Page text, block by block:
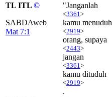
TL ITL ©
SABDAweb
Mat 7:1
"Janganlah
<3361 >
kamu menuduh
<2919>
orang, supaya
<2443>
jangan
<3361 >
kamu dituduh
<2919>
.